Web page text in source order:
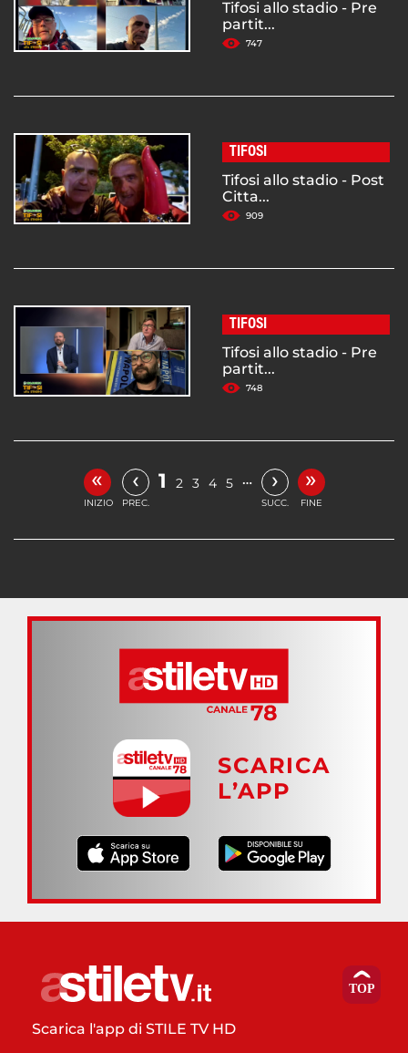
Tifosi allo stadio - Pre
partit...
747
TIFOSI
Tifosi allo stadio - Post
Citta...
909
TIFOSI
Tifosi allo stadio - Pre
partit...
748
«
INIZIO
‹
PREC.
1 2 3 4 5 … ›
SUCC.
»
FINE
SCARICA
L’APP
Scarica l'app di STILE TV HD